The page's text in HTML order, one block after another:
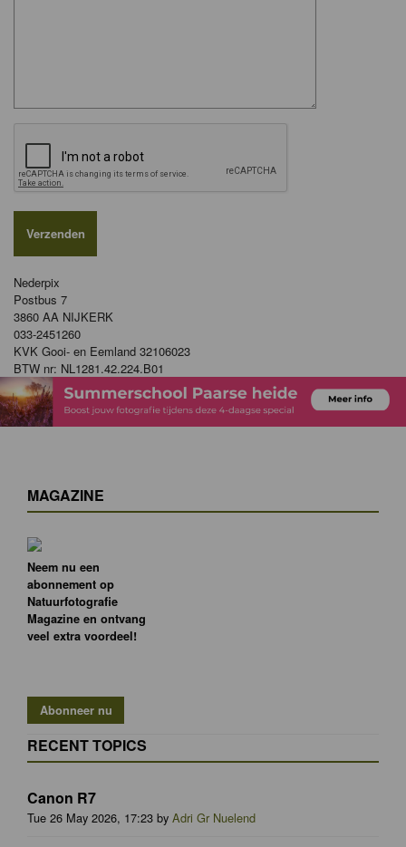
Nederpix
Postbus 7
3860 AA NIJKERK
033-2451260
KVK Gooi- en Eemland 32106023
BTW nr: NL1281.42.224.B01
MAGAZINE
Neem nu een
abonnement op
Natuurfotografie
Magazine en ontvang
veel extra voordeel!
RECENT TOPICS
Canon R7
Tue 26 May 2026, 17:23 by Adri Gr Nuelend